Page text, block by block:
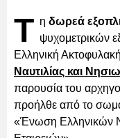
Τ η δωρεά
ψυχομετρικών
Ελληνική
Ναυτιλίας και
παρουσία του
προήλθε από το
«Ένωση Ελληνικών